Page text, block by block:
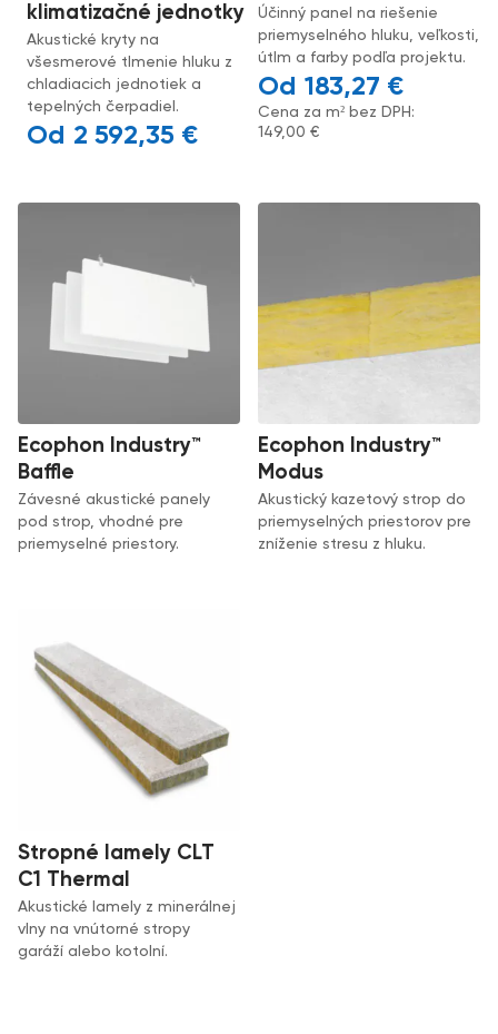
klimatizačné jednotky
Akustické kryty na
všesmerové tlmenie hluku z
chladiacich jednotiek a
tepelných čerpadiel.
2 592,35 €
Účinný panel na riešenie
priemyselného hluku, veľkosti,
útlm a farby podľa projektu.
183,27 €
Cena za m² bez DPH:
149,00€
Ecophon Industry™
Baffle
Závesné akustické panely
pod strop, vhodné pre
priemyselné priestory.
Ecophon Industry™
Modus
Akustický kazetový strop do
priemyselných priestorov pre
zníženie stresu z hluku.
Stropné lamely CLT
C1 Thermal
Akustické lamely z minerálnej
vlny na vnútorné stropy
garáží alebo kotolní.